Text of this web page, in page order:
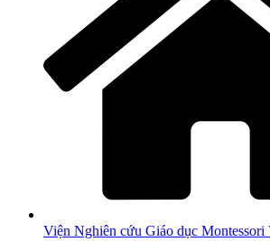
Viện Nghiên cứu Giáo dục Montessori